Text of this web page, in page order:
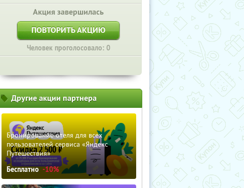
Акция завершилась
ПОВТОРИТЬ АКЦИЮ
Человек проголосовало: 0
Другие акции партнера
Бронирование отеля для всех
пользователей сервиса «Яндекс
Путешествия»
Бесплатно -10%